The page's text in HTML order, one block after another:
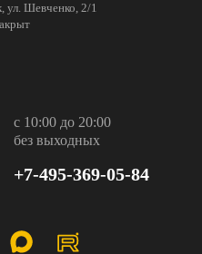
ул. Шевченко, 2/1
с 10:00 до 20:00
без выходных
+7-495-369-05-84